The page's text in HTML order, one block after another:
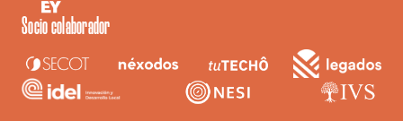
Socio colaborador